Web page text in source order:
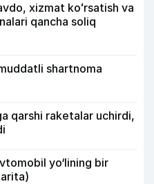
xizmat koʻrsatish va
qancha soliq
shartnoma
qarshi raketalar uchirdi,
yo‘lining bir